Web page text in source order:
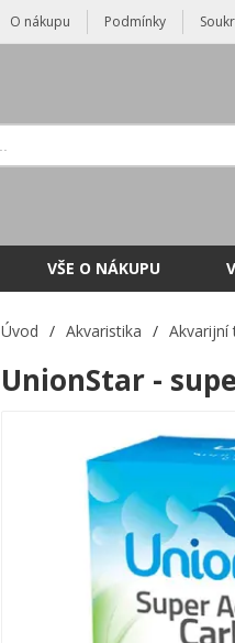
O nákupu Podmínky
VŠE O NÁKUPU
Úvod / Akvaristika / Akvarijní
UnionStar -